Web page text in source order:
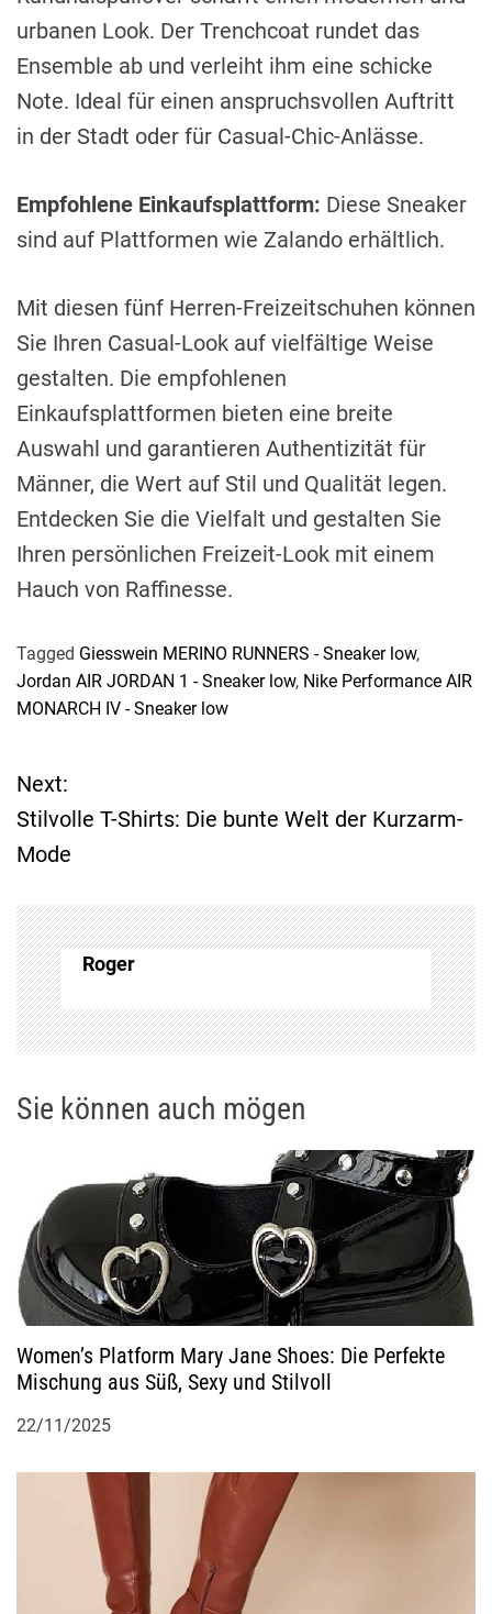
urbanen Look. Der Trenchcoat rundet das
Ensemble ab und verleiht ihm eine schicke
Note. Ideal für einen anspruchsvollen Auftritt
in der Stadt oder für Casual-Chic-Anlässe.
Empfohlene Einkaufsplattform: Diese Sneaker
sind auf Plattformen wie Zalando erhältlich.
Mit diesen fünf Herren-Freizeitschuhen können
Sie Ihren Casual-Look auf vielfältige Weise
gestalten. Die empfohlenen
Einkaufsplattformen bieten eine breite
Auswahl und garantieren Authentizität für
Männer, die Wert auf Stil und Qualität legen.
Entdecken Sie die Vielfalt und gestalten Sie
Ihren persönlichen Freizeit-Look mit einem
Hauch von Raffinesse.
Tagged Giesswein MERINO RUNNERS - Sneaker low,
Jordan AIR JORDAN 1 - Sneaker low, Nike Performance AIR
MONARCH IV - Sneaker low
B
e
i
t
r
a
g
a
v
i
g
a
Next:
Stilvolle T-Shirts: Die bunte Welt der Kurzarm-
Mode
Roger
Sie können auch mögen
Women’s Platform Mary Jane Shoes: Die Perfekte
Mischung aus Süß, Sexy und Stilvoll
22/11/2025